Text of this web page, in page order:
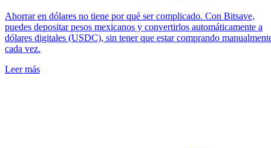
Ahorrar en dólares no tiene por qué ser complicado. Con Bitsave,
puedes depositar pesos mexicanos y convertirlos automáticamente a
dólares digitales (USDC), sin tener que estar comprando
cada vez.
Leer más